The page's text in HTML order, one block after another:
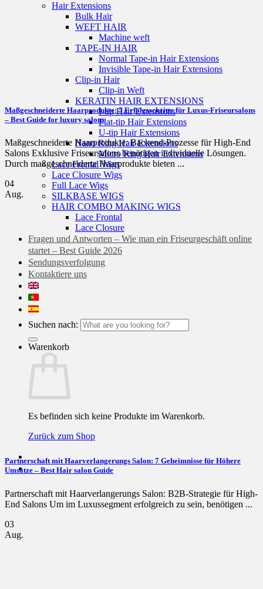
Hair Extensions
Bulk Hair
WEFT HAIR
Machine weft
TAPE-IN HAIR
Normal Tape-in Hair Extensions
Invisible Tape-in Hair Extensions
Clip-in Hair
Clip-in Weft
KERATIN HAIR EXTENSIONS
I-tip Hair Extensions
Flat-tip Hair Extensions
U-tip Hair Extensions
Nano Ring Hair Extensions
Micro Ring Hair Extensions
Lace Frontal Wigs
Lace Closure Wigs
Full Lace Wigs
SILKBASE WIGS
HAIR COMBO MAKING WIGS
Lace Frontal
Lace Closure
Fragen und Antworten – Wie man ein Friseurgeschäft online
startet – Best Guide 2026
Sendungsverfolgung
Kontaktiere uns
Suchen nach:
Warenkorb
Es befinden sich keine Produkte im Warenkorb.
Zurück zum Shop
Maßgeschneiderte Haarprodukte: 5 Erfolgsschritte für Luxus-Friseursalons
– Best Guide for luxury salons
Maßgeschneiderte Haarprodukte: Backend-Prozesse für High-End
Salons Exklusive Friseursalons benötigen individuelle Lösungen.
Durch maßgeschneiderte Haarprodukte bieten ...
04
Aug.
Partnerschaft mit Haarverlangerungs Salon: 7 Geheimnisse für Höhere
Umsätze – Best Hair salon Guide
Partnerschaft mit Haarverlangerungs Salon: B2B-Strategie für High-
End Salons Um im Luxussegment erfolgreich zu sein, benötigen ...
03
Aug.